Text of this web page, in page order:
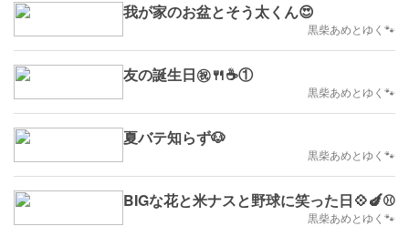
我が家のお盆とそう太くん😍
黒柴あめとゆく🐾
友の誕生日㊗🍴☕①
黒柴あめとゆく🐾
夏バテ知らず🐶
黒柴あめとゆく🐾
BIGな花と米ナスと野球に笑った日💠🍆⚾
黒柴あめとゆく🐾